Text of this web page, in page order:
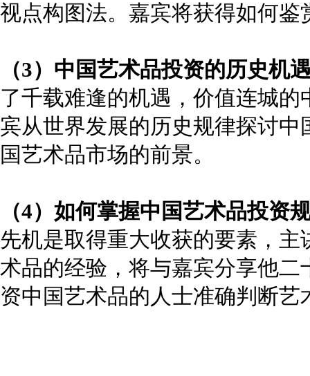
视点构图法。嘉宾将获得如何鉴
（3）中国艺术品投资的历史机
了千载难逢的机遇，价值连城
宾从世界发展的历史规律探讨
国艺术品市场的前景。
（4）如何掌握中国艺术品投资
先机是取得重大收获的要素，
术品的经验，将与嘉宾分享他
资中国艺术品的人士准确判断